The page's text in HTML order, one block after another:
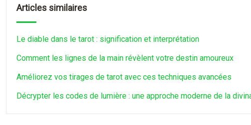
Articles similaires
Le diable dans le tarot : signification et interprétation
Comment les lignes de la main révèlent votre destin amoureux
Améliorez vos tirages de tarot avec ces techniques avancées
Décrypter les codes de lumière : une approche moderne de la